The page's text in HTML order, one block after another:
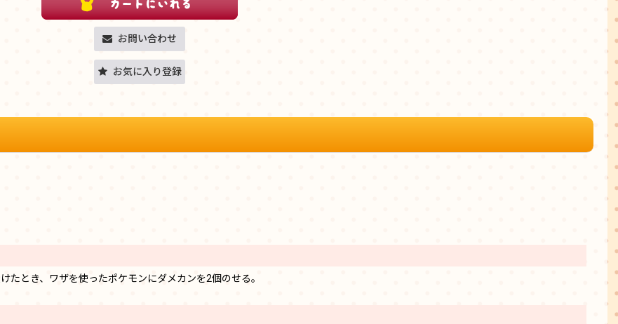
お問い合わせ
お気に入り登録
とき、ワザを使ったポケモンにダメカンを2個のせる。